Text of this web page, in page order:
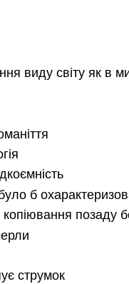
виду світу як в
б
позаду
струмок